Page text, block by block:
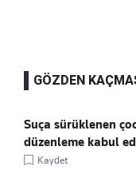
GÖZDEN
Suça sürüklenen
düzenleme kabul
Kaydet